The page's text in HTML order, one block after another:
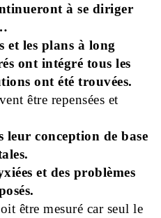
à se diriger
et les plans à long
ont intégré tous les
ont été trouvées.
être repensées et
conception de base
et des problèmes
être mesuré car seul le